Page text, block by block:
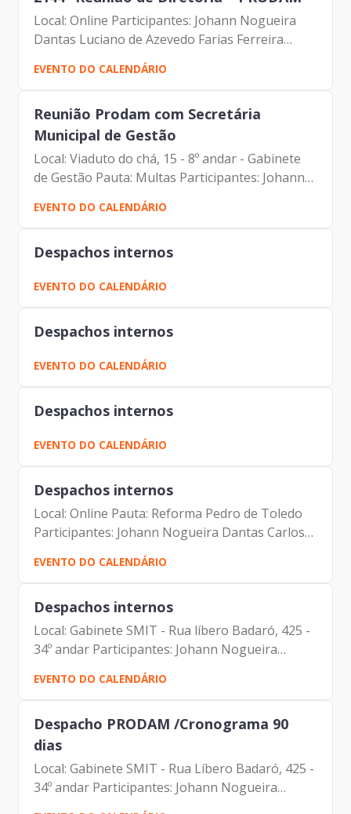
Local: Online Participantes: Johann Nogueira
Dantas Luciano de Azevedo Farias Ferreira
Carolina Magnani Hiromoto Valdir Wilson
Lamana Fernando Josenias Vieira do
Nascimento Rubens Francisco de...
EVENTO DO CALENDÁRIO
Reunião Prodam com Secretária
Municipal de Gestão
Local: Viaduto do chá, 15 - 8º andar - Gabinete
de Gestão Pauta: Multas Participantes: Johann
Nogueira Dantas (Prodam) Marcela Arruda
(SMG) Sueli Rocha de Lima (SMG) Regina Maria
Silverio (SMG)...
EVENTO DO CALENDÁRIO
Despachos internos
EVENTO DO CALENDÁRIO
Despachos internos
EVENTO DO CALENDÁRIO
Despachos internos
EVENTO DO CALENDÁRIO
Despachos internos
Local: Online Pauta: Reforma Pedro de Toledo
Participantes: Johann Nogueira Dantas Carlos
Alberto da Silva Tatiana Rosa Mie Kusano Elias
Fares Hadi Maicon Wallison Vidal Dantas Luis
Henrique Doimo
EVENTO DO CALENDÁRIO
Despachos internos
Local: Gabinete SMIT - Rua líbero Badaró, 425 -
34º andar Participantes: Johann Nogueira
(Diretor-Presidente da Prodam) Juan Quirós
(Secretário de Inovação e Tecnologia)
EVENTO DO CALENDÁRIO
Despacho PRODAM /Cronograma 90
dias
Local: Gabinete SMIT - Rua Líbero Badaró, 425 -
34º andar Participantes: Johann Nogueira
Dantas (Prodam) Carlos Alberto da Silva